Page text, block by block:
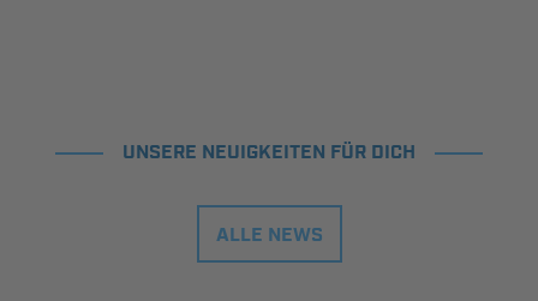
UNSERE NEUIGKEITEN FÜR DICH
ALLE NEWS